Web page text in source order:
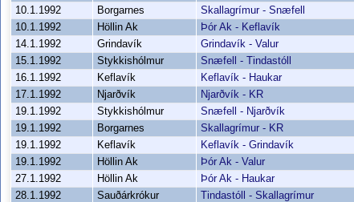
10.1.1992
Borgarnes Skallagrímur - Snæfell
10.1.1992
Höllin Ak Þór Ak - Keflavík
14.1.1992
Grindavík Grindavík - Valur
15.1.1992
Stykkishólmur Snæfell - Tindastóll
16.1.1992
Keflavík Keflavík - Haukar
17.1.1992
Njarðvík Njarðvík - KR
19.1.1992
Stykkishólmur Snæfell - Njarðvík
19.1.1992
Borgarnes Skallagrímur - KR
19.1.1992
Keflavík Keflavík - Grindavík
19.1.1992
Höllin Ak Þór Ak - Valur
27.1.1992
Höllin Ak Þór Ak - Haukar
28.1.1992
Sauðárkrókur Tindastóll - Skallagrímur